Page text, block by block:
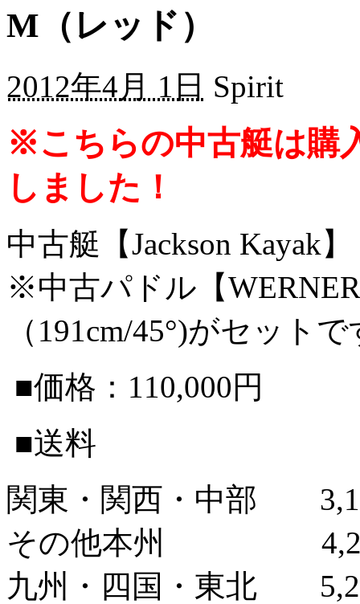
M（レッド）
2012年4月 1日 Spirit
※こちらの中古艇は購
しました！
中古艇【Jackson
※中古パドル【
（191cm/45°)がセット
■価格：110,000円
■送料
関東・関西・中部
その他本州
九州・四国・東北